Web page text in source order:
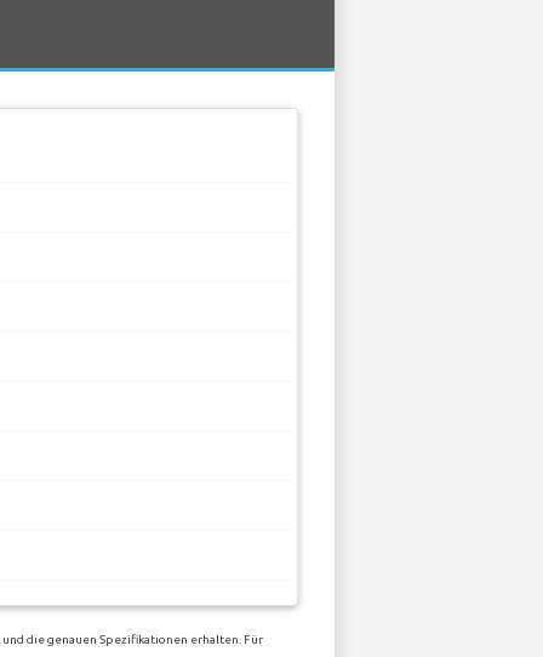
die genauen Spezifikationen erhalten. Für